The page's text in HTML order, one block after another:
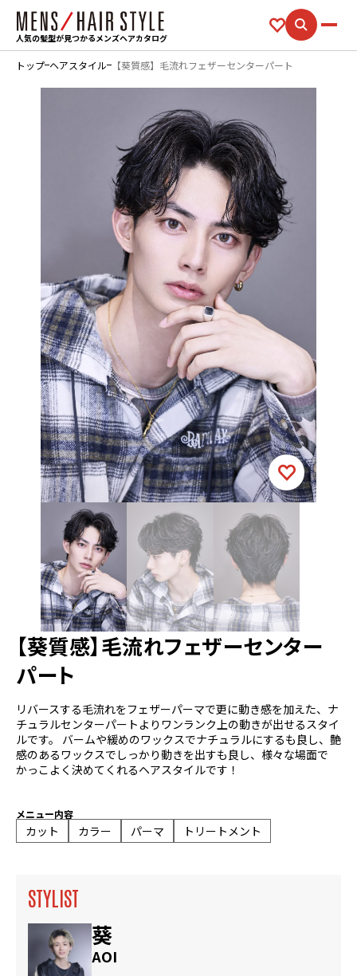
人気の髪型が見つかるメンズヘアカタログ
トップ ヘアスタイル 【葵質感】毛流れフェザーセンターパート
【葵質感】毛流れフェザーセンター
パート
リバースする毛流れをフェザーパーマで更に動き感を加えた、ナ
チュラルセンターパートよりワンランク上の動きが出せるスタイ
ルです。 バームや緩めのワックスでナチュラルにするも良し、艶
感のあるワックスでしっかり動きを出すも良し、様々な場面で
かっこよく決めてくれるヘアスタイルです！
メニュー内容
カット カラー パーマ トリートメント
STYLIST
葵
AOI